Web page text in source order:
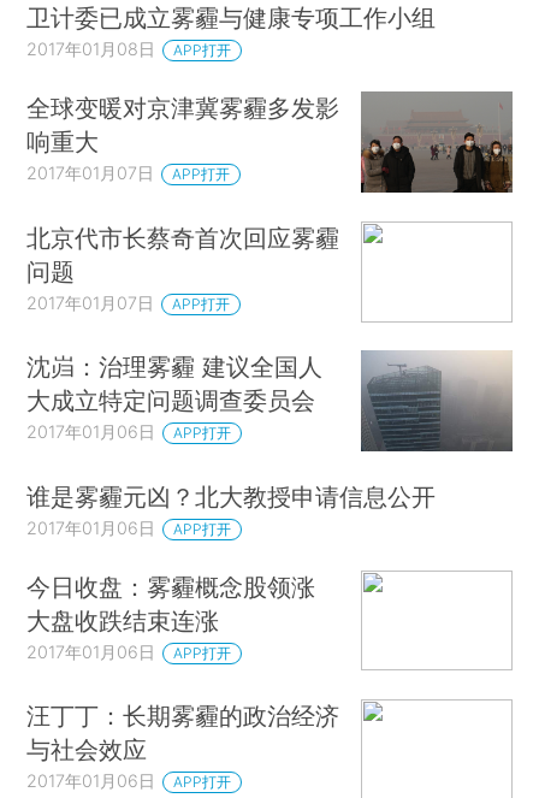
卫计委已成立雾霾与健康专项工作小组
2017年01月08日 APP打开
全球变暖对京津冀雾霾多发影
响重大
2017年01月07日 APP打开
北京代市长蔡奇首次回应雾霾
问题
2017年01月07日 APP打开
沈岿：治理雾霾 建议全国人
大成立特定问题调查委员会
2017年01月06日 APP打开
谁是雾霾元凶？北大教授申请信息公开
2017年01月06日 APP打开
今日收盘：雾霾概念股领涨
大盘收跌结束连涨
2017年01月06日 APP打开
汪丁丁：长期雾霾的政治经济
与社会效应
2017年01月06日 APP打开